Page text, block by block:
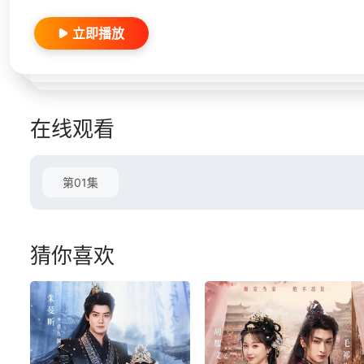
立即播放
在线观看
第01集
猜你喜欢